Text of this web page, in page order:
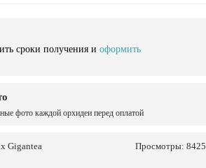
сроки получения и оформить
фото каждой орхидеи перед оплатой
Просмотры: 8425
Gigantea